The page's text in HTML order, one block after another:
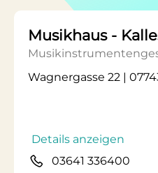
Musikhaus -
Wagnergasse 22 |
Details anzeigen
03641 336400